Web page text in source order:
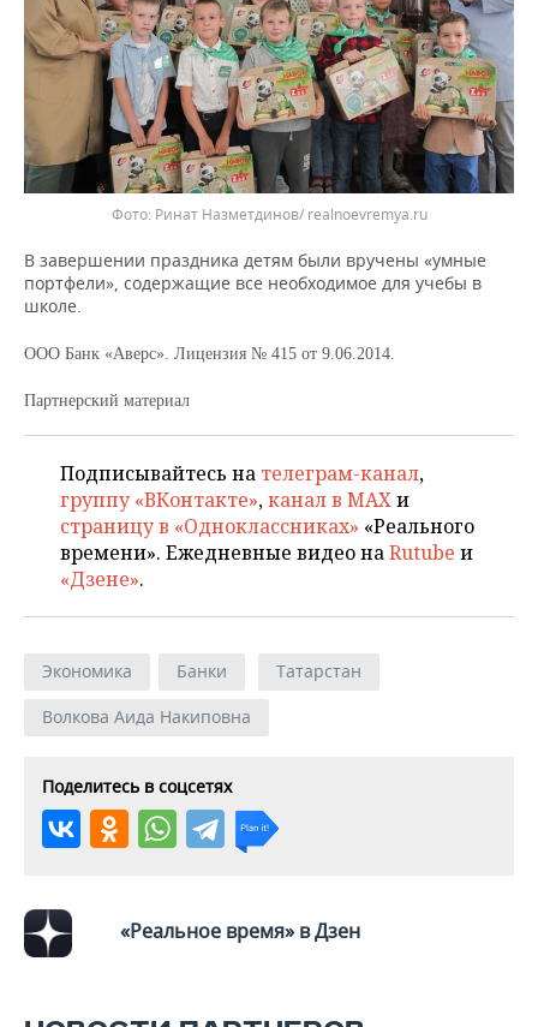
Фото: Ринат Назметдинов/ realnoevremya.ru
В завершении праздника детям были вручены «умные
портфели», содержащие все необходимое для учебы в
школе.
ООО Банк «Аверс». Лицензия № 415 от 9.06.2014.
Партнерский материал
Подписывайтесь на телеграм-канал,
группу «ВКонтакте»,канал в MAXи
страницу в «Одноклассниках» «Реального
времени». Ежедневные видео наRutube и
«Дзене».
Экономика Банки
Татарстан
Волкова Аида Накиповна
Поделитесь в соцсетях
«Реальное время» в Дзен